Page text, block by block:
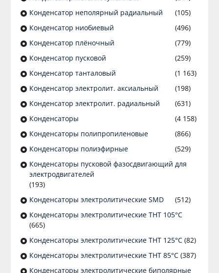
Конденсатор неполярный радиальный
(105)
Конденсатор ниобиевый
(496)
Конденсатор плёночный
(779)
Конденсатор пусковой
(259)
Конденсатор танталовый
(1 163)
Конденсатор электролит. аксиальный
(198)
Конденсатор электролит. радиальный
(631)
Конденсаторы
(4 158)
Конденсаторы полипропиленовые
(866)
Конденсаторы полиэфирные
(529)
Конденсаторы пусковой фазосдвигающий для
электродвигателей
(193)
Конденсаторы электролитические SMD
(512)
Конденсаторы электролитические THT 105°C
(665)
Конденсаторы электролитические THT 125°C(82)
Конденсаторы электролитические THT 85°C(387)
Конденсаторы электролитические биполярные